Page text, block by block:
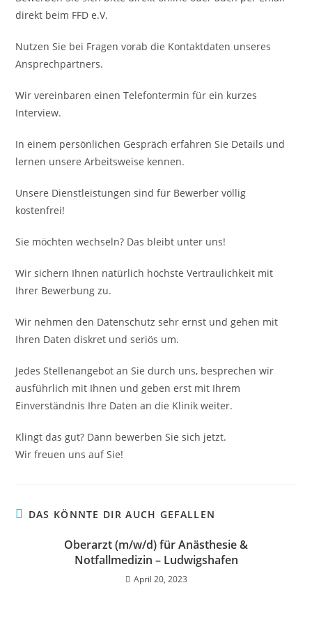
direkt beim FFD e.V.
Nutzen Sie bei Fragen vorab die Kontaktdaten unseres
Ansprechpartners.
Wir vereinbaren einen Telefontermin für ein kurzes
Interview.
In einem persönlichen Gespräch erfahren Sie Details und
lernen unsere Arbeitsweise kennen.
Unsere Dienstleistungen sind für Bewerber völlig
kostenfrei!
Sie möchten wechseln? Das bleibt unter uns!
Wir sichern Ihnen natürlich höchste Vertraulichkeit mit
Ihrer Bewerbung zu.
Wir nehmen den Datenschutz sehr ernst und gehen mit
Ihren Daten diskret und seriös um.
Jedes Stellenangebot an Sie durch uns, besprechen wir
ausführlich mit Ihnen und geben erst mit Ihrem
Einverständnis Ihre Daten an die Klinik weiter.
Klingt das gut? Dann bewerben Sie sich jetzt.
Wir freuen uns auf Sie!
DAS KÖNNTE DIR AUCH GEFALLEN
Oberarzt (m/w/d) für Anästhesie &
Notfallmedizin – Ludwigshafen
April 20, 2023